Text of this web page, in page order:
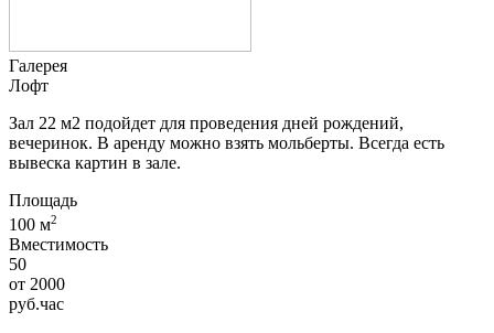
Галерея
Лофт
Зал 22 м2 подойдет для проведения дней рождений,
вечеринок. В аренду можно взять мольберты. Всегда есть
вывеска картин в зале.
Площадь
100 м2
Вместимость
50
от 2000
руб.час